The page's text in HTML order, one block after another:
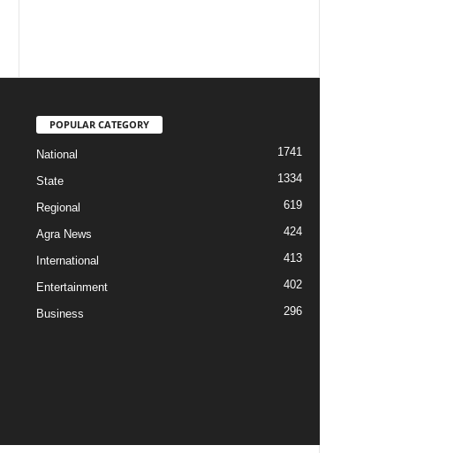
POPULAR CATEGORY
National 1741
State 1334
Regional 619
Agra News 424
International 413
Entertainment 402
Business 296